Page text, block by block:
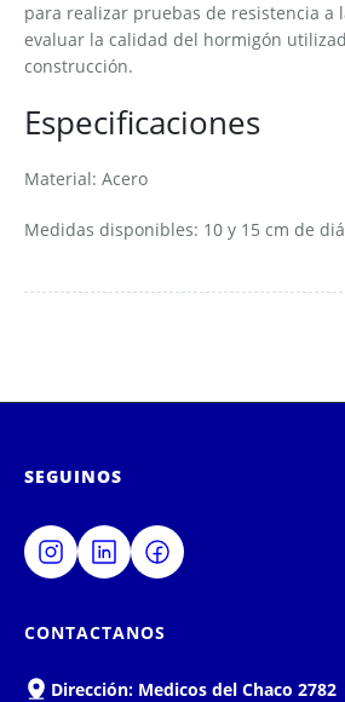
para realizar pruebas de resistencia a
evaluar la calidad del hormigón
construcción.
Especificaciones
Material: Acero
Medidas disponibles: 10 y 15 cm de
SEGUINOS
CONTACTANOS
Dirección: Medicos del Chaco 2782